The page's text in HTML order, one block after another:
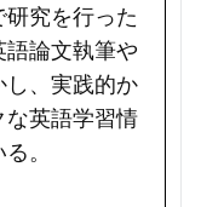
究を行った
論文執筆や
し、実践的か
な英語学習情
。